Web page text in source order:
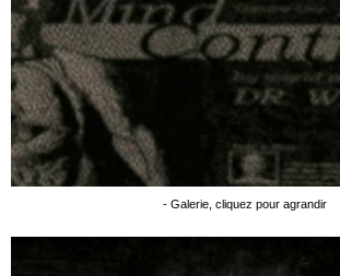
- Galerie, cliquez pour agrandir